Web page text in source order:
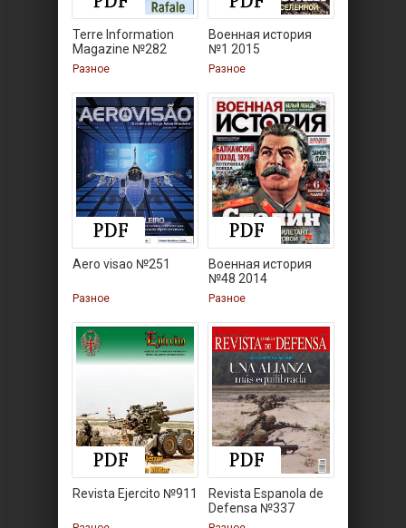
Terre Information
Magazine №282
Разное
Военная история
№1 2015
Разное
Aero visao №251
Разное
Военная история
№48 2014
Разное
Revista Ejercito №911
Revista Espanola de
Defensa №337